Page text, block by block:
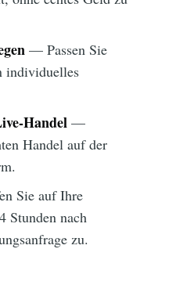
— Passen Sie
individuelles
Handel—
Handel auf der
Sie auf Ihre
Stunden nach
zu.